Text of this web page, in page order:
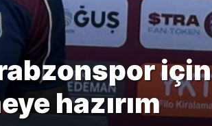
için
hazırım